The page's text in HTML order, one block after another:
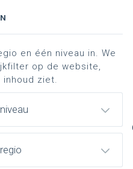
- A-finaliteit
achtergrond
BAZO)
en één niveau in. We
op de website,
ziet.